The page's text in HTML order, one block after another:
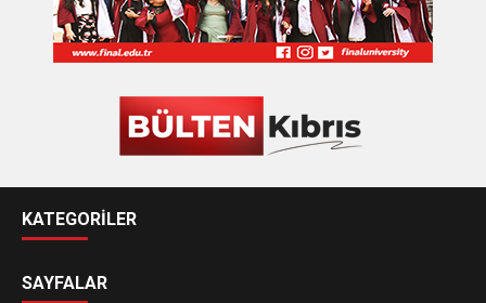
KATEGORİLER
SAYFALAR